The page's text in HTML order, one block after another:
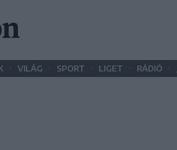
• VILÁG • SPORT • LIGET • RÁDIÓ •